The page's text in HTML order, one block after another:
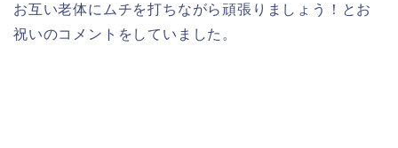
お互い老体にムチを打ちながら頑張りましょう！とお
祝いのコメントをしていました。